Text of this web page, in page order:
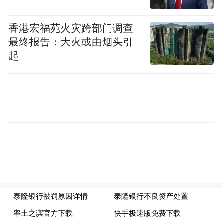
香港宏福苑火灾跨部门调查
最终报告：大火或由烟头引
起